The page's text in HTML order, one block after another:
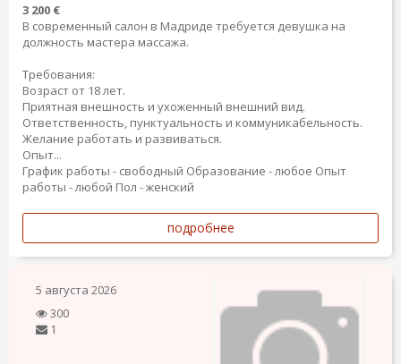
3 200 €
В современный салон в Мадриде требуется девушка на
должность мастера массажа.
Требования:
Возраст от 18 лет.
Приятная внешность и ухоженный внешний вид.
Ответственность, пунктуальность и коммуникабельность.
Желание работать и развиваться.
Опыт...
График работы - свободный Образование - любое Опыт
работы - любой Пол - женский
подробнее
5 августа 2026
300
1